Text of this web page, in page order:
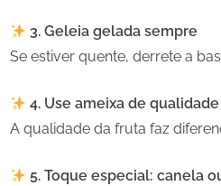
3. Geleia gelada sempre
Se estiver quente, derrete a
4. Use ameixa de qualidade
A qualidade da fruta faz
5. Toque especial: canela